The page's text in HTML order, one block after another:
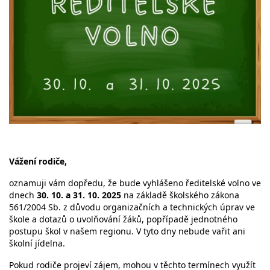
Vážení rodiče,
oznamuji vám dopředu, že bude vyhlášeno ředitelské volno ve
dnech 30. 10. a 31. 10. 2025 na základě školského zákona
561/2004 Sb. z důvodu organizačních a technických úprav ve
škole a dotazů o uvolňování žáků, popřípadě jednotného
postupu škol v našem regionu. V tyto dny nebude vařit ani
školní jídelna.
Pokud rodiče projeví zájem, mohou v těchto termínech využít